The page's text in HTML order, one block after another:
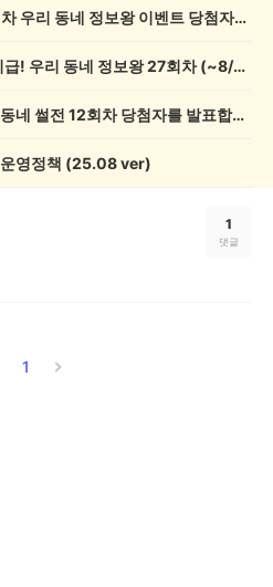
💰[당첨자 발표] 26회차 우리 동네 정보왕 이벤트 당첨자를 발표합니다!
💸 전원 2,000캐시 지급! 우리 동네 정보왕 27회차 (~8/10)
💰[당첨자 발표] 우리 동네 썰전 12회차 당첨자를 발표합니다!
영정책 (25.08 ver)
1
댓글
1